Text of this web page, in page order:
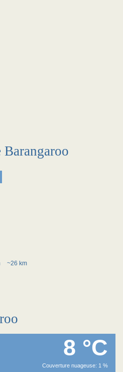
~26 km
8 °C
Couverture nuageuse: 1 %